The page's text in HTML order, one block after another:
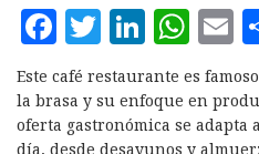
F
a
c
e
T
w
it
te
L
i
n
k
W
h
at
s
E
l
Este café restaurante es
la brasa y su enfoque en
oferta gastronómica se adapta
día, desde desayunos y